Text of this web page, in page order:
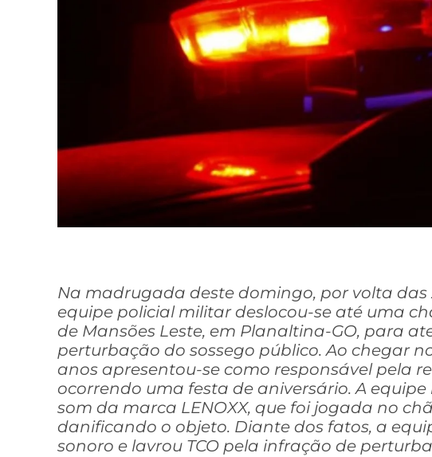
Na madrugada deste domingo, por volta das
equipe policial militar deslocou-se até uma
de Mansões Leste, em Planaltina-GO, para
perturbação do sossego público. Ao chegar
anos apresentou-se como responsável pela
ocorrendo uma festa de aniversário. A
som da marca LENOXX, que foi jogada no
danificando o objeto. Diante dos fatos, a
sonoro e lavrou TCO pela infração de